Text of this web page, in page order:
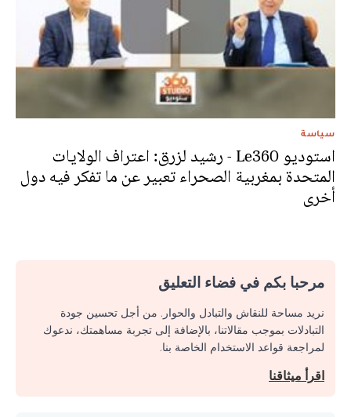
سياسة
استوديو Le360 - رشيد لزرق: اعتراف الولايات
المتحدة بمغربية الصحراء تعبير عن ما تفكر فيه دول
أخرى
مرحبا بكم في فضاء التعليق
نريد مساحة للنقاش والتبادل والحوار. من أجل تحسين جودة
التبادلات بموجب مقالاتنا، بالإضافة إلى تجربة مساهمتك، ندعوك
لمراجعة قواعد الاستخدام الخاصة بنا.
اقرأ ميثاقنا